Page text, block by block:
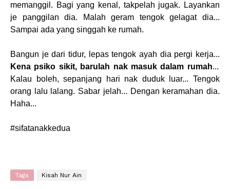
memanggil. Bagi yang kenal, takpelah jugak. Layankan
je panggilan dia. Malah geram tengok gelagat dia...
Sampai ada yang singgah ke rumah.
Bangun je dari tidur, lepas tengok ayah dia pergi kerja...
Kena psiko sikit, barulah nak masuk dalam rumah...
Kalau boleh, sepanjang hari nak duduk luar... Tengok
orang lalu lalang. Sabar jelah... Dengan keramahan dia.
Haha...
#sifatanakkedua
Tags Kisah Nur Ain